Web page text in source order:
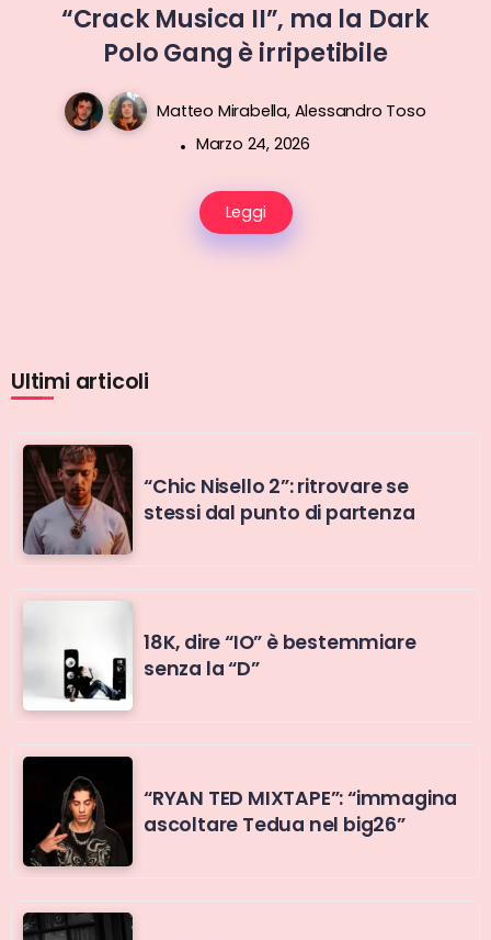
“Crack Musica II”, ma la Dark
Polo Gang è irripetibile
Matteo Mirabella, Alessandro Toso
Marzo 24, 2026
Leggi
Ultimi articoli
“Chic Nisello 2”: ritrovare se
stessi dal punto di partenza
18K, dire “IO” è bestemmiare
senza la “D”
“RYAN TED MIXTAPE”: “immagina
ascoltare Tedua nel big26”